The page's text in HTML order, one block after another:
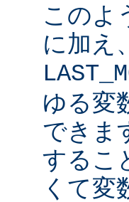
このよ
に加え
ゆる変
できま
するこ
くて変